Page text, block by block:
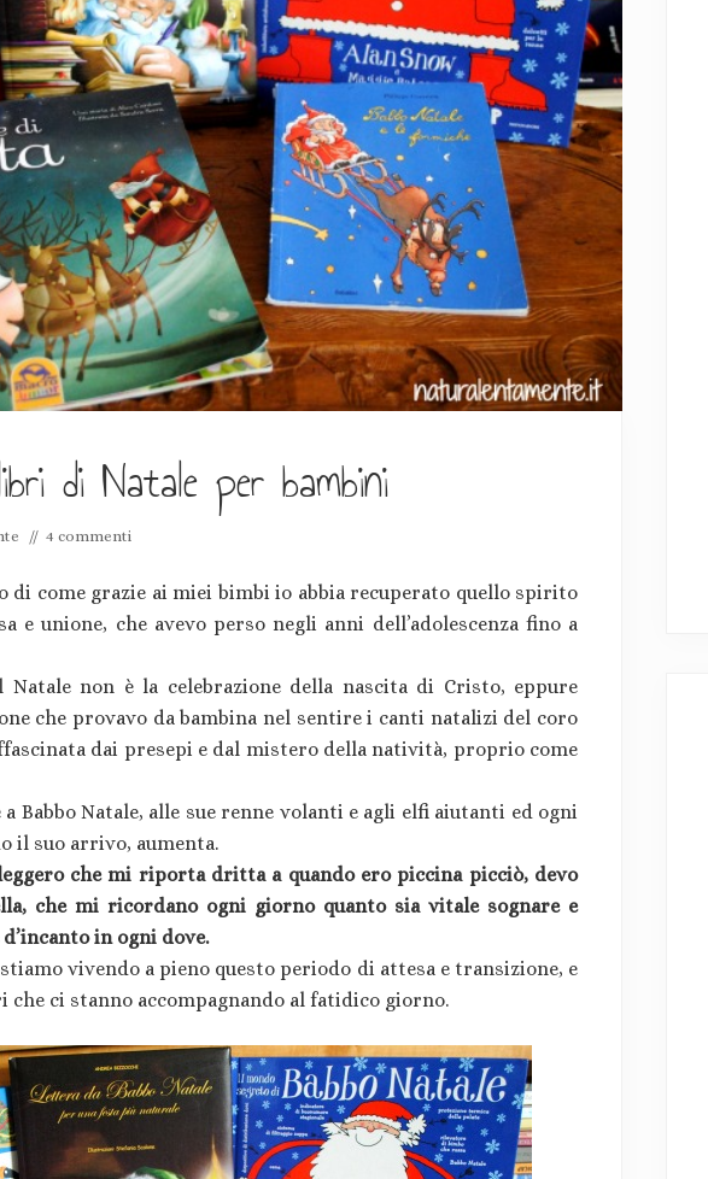
di Natale per bambini
// 4 commenti
di come grazie ai miei bimbi io abbia recuperato quello spirito
e unione, che avevo perso negli anni dell’adolescenza fino a
non è la celebrazione della nascita di Cristo, eppure
che provavo da bambina nel sentire i canti natalizi del coro
dai presepi e dal mistero della natività, proprio come
Babbo Natale, alle sue renne volanti e agli elfi aiutanti ed ogni
il suo arrivo, aumenta.
che mi riporta dritta a quando ero piccina picciò, devo
che mi ricordano ogni giorno quanto sia vitale sognare e
in ogni dove.
vivendo a pieno questo periodo di attesa e transizione, e
ci stanno accompagnando al fatidico giorno.